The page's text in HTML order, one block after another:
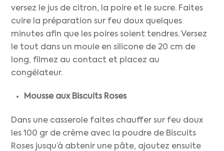
versez le jus de citron, la poire et le sucre. Faites
cuire la préparation sur feu doux quelques
minutes afin que les poires soient tendres. Versez
le tout dans un moule en silicone de 20 cm de
long, filmez au contact et placez au
congélateur.
Mousse aux Biscuits Roses
Dans une casserole faites chauffer sur feu doux
les 100 gr de crème avec la poudre de Biscuits
Roses jusqu’à abtenir une pâte, ajoutez ensuite